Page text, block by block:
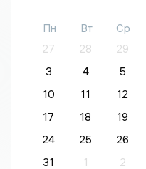
Пн Вт Ср
27
28 29
3
4 5
10
11 12
17
18 19
24
25 26
31
1 2